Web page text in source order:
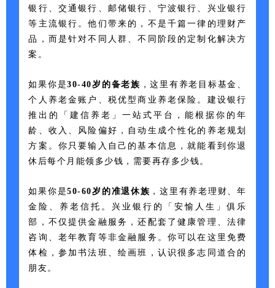
银行、交通银行、邮储银行、宁波银行、兴业银行
等主流银行。他们带来的，不是千篇一律的理财产
品，而是针对不同人群、不同阶段的定制化解决方
案。
如果你是30-40岁的备老族 ，这里有养老目标基金、
个人养老金账户、税优型商业养老保险。建设银行
推出的「建信养老」一站式平台，能根据你的年
龄、收入、风险偏好，自动生成个性化的养老规划
方案。你只要输入自己的基本信息，就能看到你退
休后每个月能领多少钱，需要再存多少钱。
如果你是50-60岁的准退休族 ，这里有养老理财、年
金险、养老信托。兴业银行的「安愉人生」俱乐
部，不仅提供金融服务，还配套了健康管理、法律
咨询、老年教育等非金融服务。你可以在这里免费
体检，参加书法班、绘画班，认识很多志同道合的
朋友。